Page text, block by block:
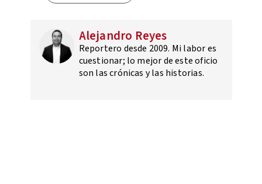
Alejandro Reyes
Reportero desde 2009. Mi labor es
cuestionar; lo mejor de este oficio
son las crónicas y las historias.